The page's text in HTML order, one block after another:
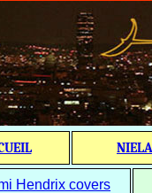
Hendrix covers